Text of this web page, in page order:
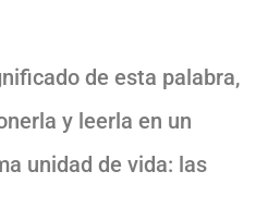
de esta palabra,
y leerla en un
unidad de vida: las